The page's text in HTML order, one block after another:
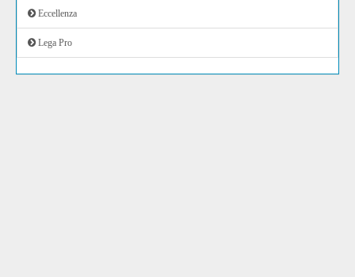
Eccellenza
Lega Pro